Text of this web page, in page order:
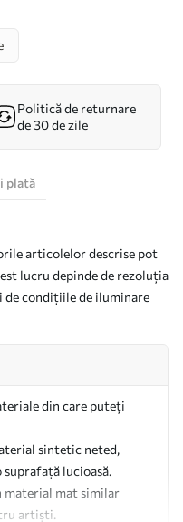
Politică de returnare
de 30 de zile
plată
articolelor descrise pot
lucru depinde de rezoluția
de condițiile de iluminare
din care puteți
sintetic neted,
suprafață lucioasă.
material mat similar
artiști.